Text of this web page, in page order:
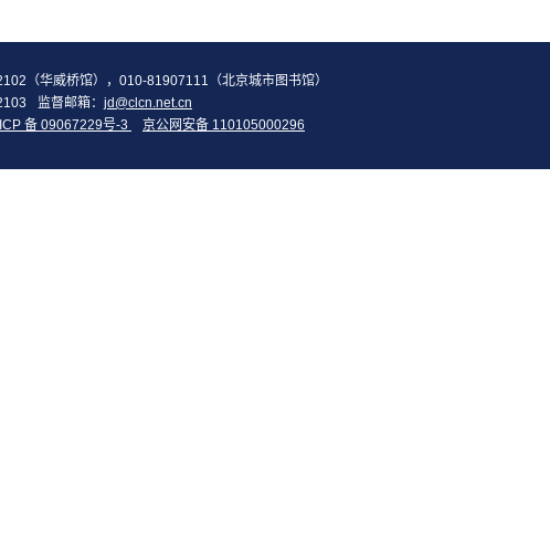
（华威桥馆），010-81907111（北京城市图书馆）
监督邮箱： jd@clcn.net.cn
备 09067229号-3 京公网安备 110105000296